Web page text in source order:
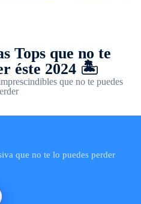
Tops que no te
éste 2024 🏝️
que no te puedes
que no te lo puedes perder